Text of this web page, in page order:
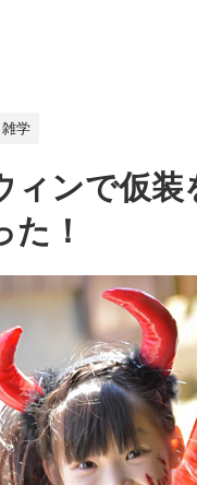
雑学
ィンで仮装
た！